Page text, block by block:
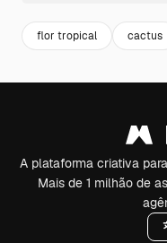
flor tropical cactus
A plataforma criativa
Mais de 1 milhão de